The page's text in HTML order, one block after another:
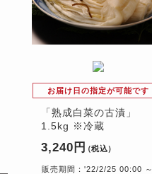
お届け日の指定が可能です
「熟成白菜の古漬」
1.5kg ※冷蔵
3,240円（税込）
販売期間：'22/2/25 00:00 ～